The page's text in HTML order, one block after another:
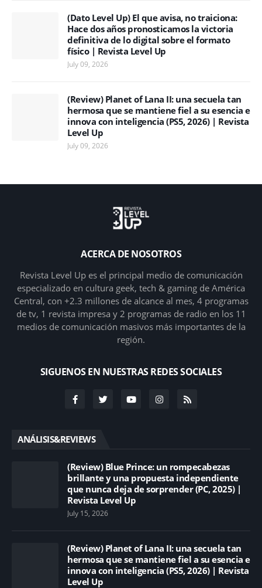
(Dato Level Up) El que avisa, no traiciona:
Hace dos años pronosticamos la victoria
definitiva de lo digital sobre el formato
físico | Revista Level Up
July 09, 2026
(Review) Planet of Lana II: una secuela tan
hermosa que se mantiene fiel a su esencia e
innova con inteligencia (PS5, 2026) | Revista
Level Up
July 09, 2026
ACERCA DE NOSOTROS
Revista Level Up es el principal medio de comunicación
especializado en cultura geek, tech & gaming de América
Central, con +2.3 millones de alcance al mes, 4 programas
de tv, 1 revista impresa y 2 programas de radio en los 11
medios de comunicación masivos más importantes de la
región.
SIGUENOS EN NUESTRAS REDES SOCIALES
ANÁLISIS&REVIEWS
(Review) Blue Prince: un rompecabezas
brillante y una propuesta independiente
que nunca deja de sorprender (PC, 2025) |
Revista Level Up
July 15, 2026
(Review) Planet of Lana II: una secuela tan
hermosa que se mantiene fiel a su esencia e
innova con inteligencia (PS5, 2026) | Revista
Level Up